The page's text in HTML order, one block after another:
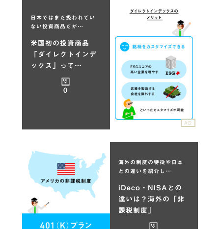
日本ではまだ扱われてい
ない投資商品だが…
米国初の投資商品
「ダイレクトインデ
ックス」って…
0
AD
海外の制度の特徴や日本
との違いを紹介し…
iDeco・NISAとの
違いは？海外の「非
課税制度」